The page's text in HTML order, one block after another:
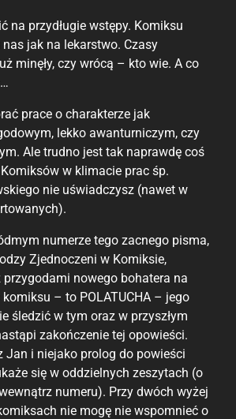
na przydługie wstępy. Komiksu
jak na lekarstwo. Czasy
minęły, czy wrócą – kto wie. A co
prace o charakterze jak
lekko awanturniczym, czy
Ale trudno jest tak naprawdę coś
w klimacie prac śp.
nie uświadczysz (nawet w
numerze tego zacnego pisma,
Zjednoczeni w Komiksie,
nowego bohatera na
– to POLATUCHA – jego
śledzić w tym oraz w przyszłym
zakończenie tej opowieści.
Jan i niejako prolog do powieści
się w oddzielnych zeszytach (o
numeru). Przy dwóch wyżej
nie mogę nie wspomnieć o